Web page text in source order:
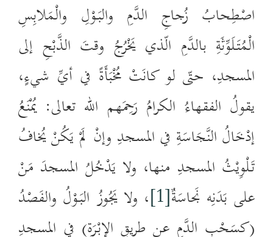
اصْطِحابُ زُجاجِ الدَّمِ والبَوْلِ والْمَلابِسِ
الْمُتَلَوِّثَةِ بالدَّمِ الّذي يَخْرُجُ وقتَ الذَّبْحِ إلى
المسجدِ، حتّى لو كانَتْ مُخْبَأَةً في أيِّ شيءٍ،
يقولُ الفقهاءُ الكرامُ رَحِمَهم الله تعالى: يُمْنَعُ
إدْخَالُ النَّجَاسَةِ في المسجدِ وإنْ لَمْ يَكُنْ يُخافُ
تَلْوِيْثُ المسجدِ منها، ولا يَدْخُلُ المسجدَ مَنْ
على بَدَنِه نَجاسَةٌ[1]، ولا يَجُوزُ البَوْلُ والفَصْدُ
(كسَحْبِ الدَّمِ عن طريقِ الإبْرَةِ) في المسجدِ